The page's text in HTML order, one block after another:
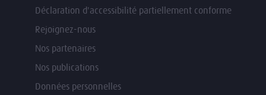
Déclaration d'accessibilité partiellement conforme
Rejoignez-nous
Nos partenaires
Nos publications
Données personnelles